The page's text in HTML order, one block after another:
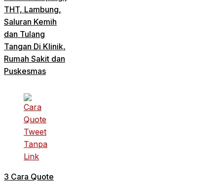
THT, Lambung,
Saluran Kemih
dan Tulang
Tangan Di Klinik,
Rumah Sakit dan
Puskesmas
3 Cara Quote